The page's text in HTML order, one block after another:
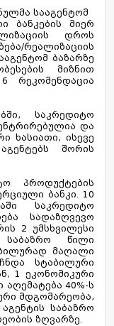
სააგენტომ
ბანკების მიერ
დროს
რეალიზაციის
ბაზარზე
მიზნით
რეკომენდაცია
საკრედიტო
და
ხასიათი, ისევე
შორის
პროდუქტების
ბანკი. 10
საკრედიტო
სადაზღვევო
2 უმსხვილესი
წილი
მაღალი
სტაბილური
1 ეკონომიკური
აღემატება 40%-ს
მდგომარეობა,
საბაზრო
ზღვარზე.